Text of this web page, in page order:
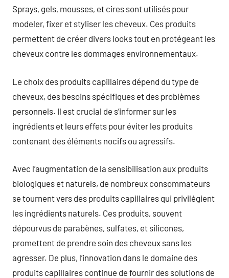
Sprays, gels, mousses, et cires sont utilisés pour
modeler, fixer et styliser les cheveux. Ces produits
permettent de créer divers looks tout en protégeant les
cheveux contre les dommages environnementaux.
Le choix des produits capillaires dépend du type de
cheveux, des besoins spécifiques et des problèmes
personnels. Il est crucial de s’informer sur les
ingrédients et leurs effets pour éviter les produits
contenant des éléments nocifs ou agressifs.
Avec l’augmentation de la sensibilisation aux produits
biologiques et naturels, de nombreux consommateurs
se tournent vers des produits capillaires qui privilégient
les ingrédients naturels. Ces produits, souvent
dépourvus de parabènes, sulfates, et silicones,
promettent de prendre soin des cheveux sans les
agresser. De plus, l’innovation dans le domaine des
produits capillaires continue de fournir des solutions de